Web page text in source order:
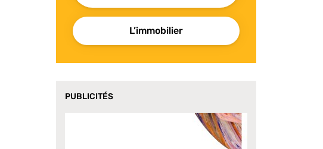
L’immobilier
PUBLICITÉS